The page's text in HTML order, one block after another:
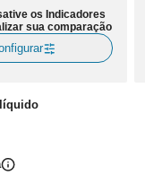
os Indicadores
sua comparação